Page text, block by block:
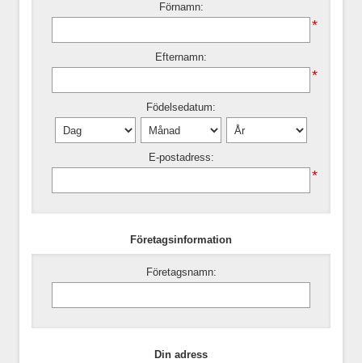
Förnamn:
*
Efternamn:
*
Födelsedatum:
E-postadress:
*
Företagsinformation
Företagsnamn:
Din adress